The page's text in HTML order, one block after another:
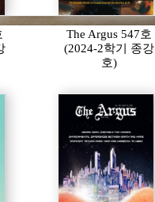
The Argus 547호
(2024-2학기 종강
호)